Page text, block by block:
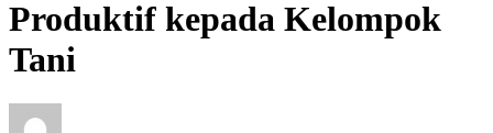
Produktif kepada Kelompok
Tani